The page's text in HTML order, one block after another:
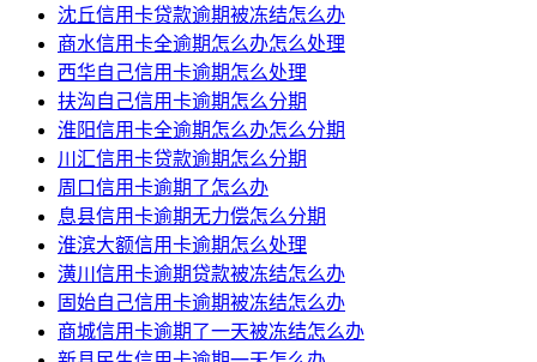
沈丘信用卡贷款逾期被冻结怎么办
商水信用卡全逾期怎么办怎么处理
西华自己信用卡逾期怎么处理
扶沟自己信用卡逾期怎么分期
淮阳信用卡全逾期怎么办怎么分期
川汇信用卡贷款逾期怎么分期
周口信用卡逾期了怎么办
息县信用卡逾期无力偿怎么分期
淮滨大额信用卡逾期怎么处理
潢川信用卡逾期贷款被冻结怎么办
固始自己信用卡逾期被冻结怎么办
商城信用卡逾期了一天被冻结怎么办